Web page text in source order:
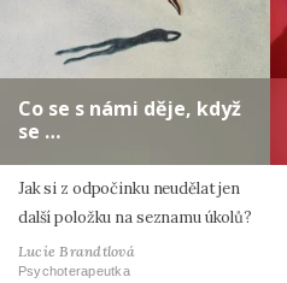
Co se s námi děje, když
se …
Jak si z odpočinku neudělat jen
další položku na seznamu úkolů?
Lucie Brandtlová
Psychoterapeutka